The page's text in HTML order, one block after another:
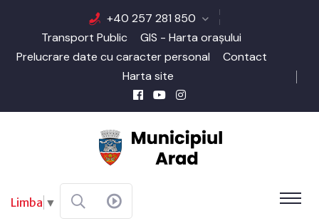
+40 257 281 850
Transport Public
GIS - Harta orașului
Prelucrare date cu caracter personal
Contact
Harta site
Limba ▼